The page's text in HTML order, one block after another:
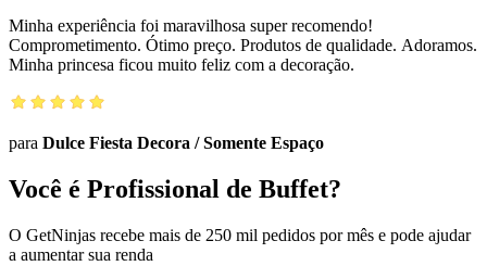
Minha experiência foi maravilhosa super recomendo!
Comprometimento. Ótimo preço. Produtos de qualidade. Adoramos.
Minha princesa ficou muito feliz com a decoração.
para Dulce Fiesta Decora /Somente Espaço
Você é Profissional de Buffet?
O GetNinjas recebe mais de 250 mil pedidos por mês e pode ajudar
a aumentar sua renda